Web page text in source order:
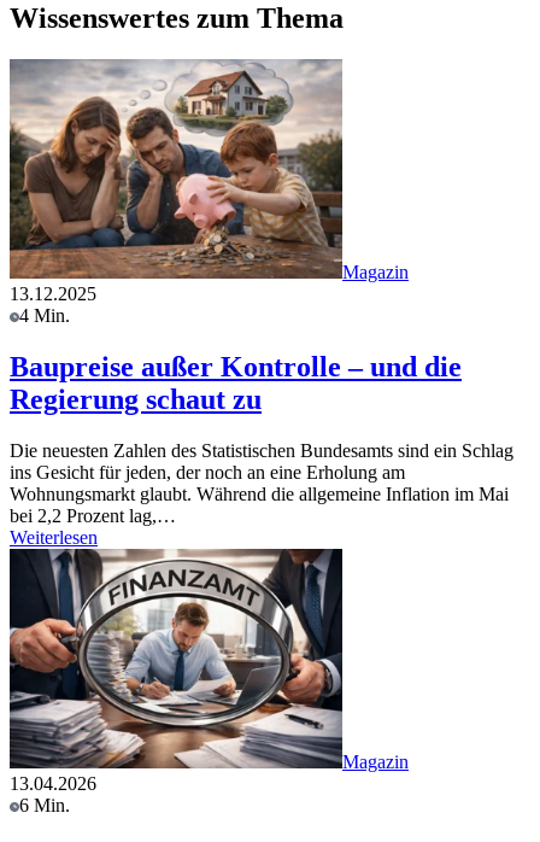
Wissenswertes zum Thema
Magazin
13.12.2025
4 Min.
Baupreise außer Kontrolle – und die
Regierung schaut zu
Die neuesten Zahlen des Statistischen Bundesamts sind ein Schlag
ins Gesicht für jeden, der noch an eine Erholung am
Wohnungsmarkt glaubt. Während die allgemeine Inflation im Mai
bei 2,2 Prozent lag,…
Weiterlesen
Magazin
13.04.2026
6 Min.